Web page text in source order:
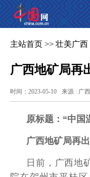
主站首页 >> 壮美广西
广西地矿局再
时间：2023-05-10 来源 : 广
原标题：“中国
广西地矿局再
日前，广西地